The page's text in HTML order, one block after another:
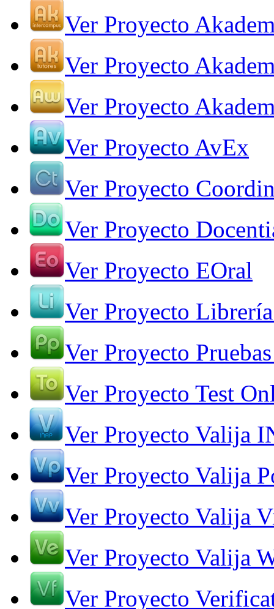
Ver Proyecto
Ver Proyecto
Ver Proyecto
Ver Proyecto AvEx
Ver Proyecto
Ver Proyecto
Ver Proyecto EOral
Ver Proyecto
Ver Proyecto
Ver Proyecto Test
Ver Proyecto Valija
Ver Proyecto Valija
Ver Proyecto Valija
Ver Proyecto Valija
Ver Proyecto